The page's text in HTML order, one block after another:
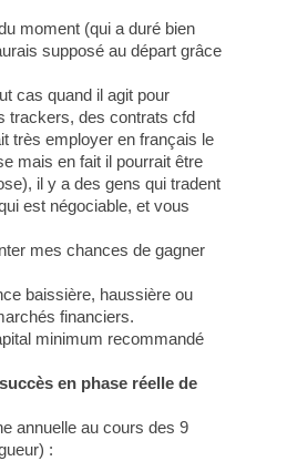
moment (qui a duré bien
supposé au départ grâce
cas quand il agit pour
trackers, des contrats cfd
très employer en français le
mais en fait il pourrait être
il y a des gens qui tradent
est négociable, et vous
mes chances de gagner
baissière, haussière ou
financiers.
minimum recommandé
en phase réelle de
annuelle au cours des 9
: